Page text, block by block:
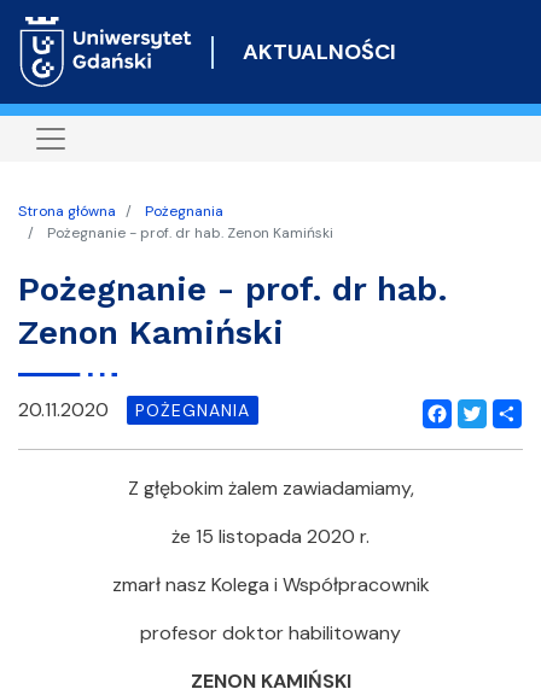
do
AKTUALNOŚCI
Strona główna
Pożegnania
Pożegnanie - prof. dr hab. Zenon Kamiński
Pożegnanie - prof. dr hab.
Zenon Kamiński
Facebook
Twitter
20.11.2020 POŻEGNANIA
Z głębokim żalem zawiadamiamy,
że 15 listopada 2020 r.
zmarł nasz Kolega i Współpracownik
profesor doktor habilitowany
ZENON KAMIŃSKI